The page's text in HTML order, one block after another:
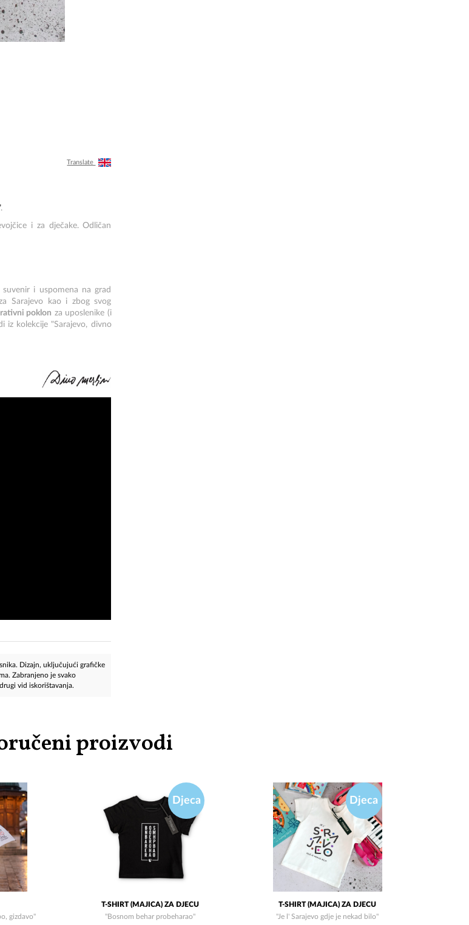
Translate
.
i za dječake. Odličan
i uspomena na grad
Sarajevo kao i zbog svog
poklon za uposlenike (i
iz kolekcije "Sarajevo, divno
Dizajn, uključujući grafičke
Zabranjeno je svako
vid iskorištavanja.
proizvodi
gizdavo"
Djeca
T-SHIRT (MAJICA) ZA DJECU
"Bosnom behar probeharao"
Djeca
T-SHIRT (MAJICA) ZA DJECU
"Je l' Sarajevo gdje je nekad bilo"